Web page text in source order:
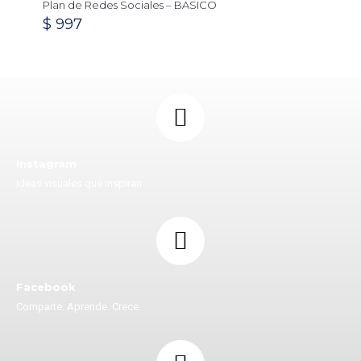
Plan de Redes Sociales – BASICO
$ 997
Facebook
Comparte. Aprende. Crece.